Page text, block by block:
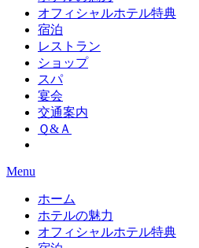
オフィシャルホテル特典
宿泊
レストラン
ショップ
スパ
宴会
交通案内
Ｑ&Ａ
Menu
ホーム
ホテルの魅力
オフィシャルホテル特典